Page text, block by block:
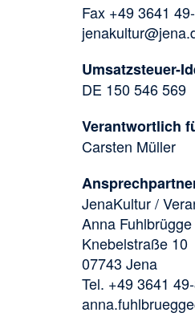
Fax +49 3641
Umsatzsteuer-
DE 150 546 569
Verantwortlich
Carsten Müller
JenaKultur /
Anna Fuhlbrügge
Knebelstraße 10
07743 Jena
Tel. +49 3641